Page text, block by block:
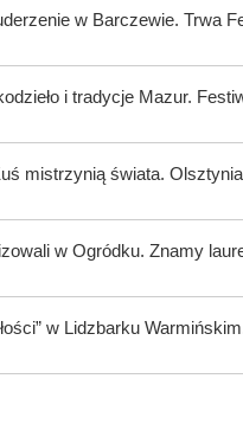
w Barczewie. Trwa
i tradycje Mazur.
mistrzynią świata.
w Ogródku. Znamy
w Lidzbarku